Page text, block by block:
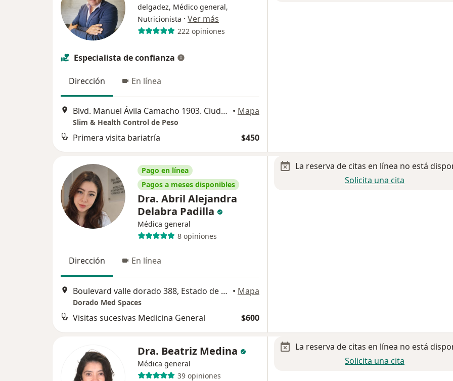
delgadez, Médico general,
Nutricionista · Ver más
222 opiniones
Especialista de confianza
Dirección En línea
Blvd. Manuel Ávila Camacho 1903. Ciudad Satélite., Naucalpan de Juárez • Mapa
Slim & Health Control de Peso
Primera visita bariatría $450
Pago en línea
Pagos a meses disponibles
Dra. Abril Alejandra
Delabra Padilla
Médica general
8 opiniones
Dirección En línea
Boulevard valle dorado 388, Estado de México, Mexico, 54020, Tlalnepantla de Baz • Mapa
Dorado Med Spaces
Visitas sucesivas Medicina General $600
La reserva de citas en línea no está
Solicita una cita
Dra. Beatriz Medina
Médica general
39 opiniones
La reserva de citas en línea no está
Solicita una cita